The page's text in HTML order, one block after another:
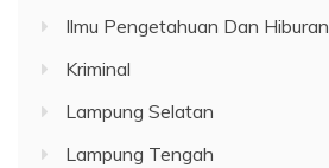
Ilmu Pengetahuan Dan Hiburan
Kriminal
Lampung Selatan
Lampung Tengah